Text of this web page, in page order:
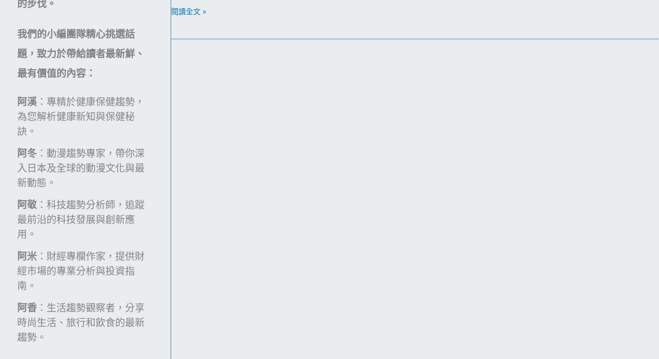
的步伐。
我們的小編團隊精心挑選話
題，致力於帶給讀者最新鮮、
最有價值的內容：
阿溪 ：專精於健康保健趨勢，
為您解析健康新知與保健秘
訣。
阿冬 ：動漫趨勢專家，帶你深
入日本及全球的動漫文化與最
新動態。
阿敬 ：科技趨勢分析師，追蹤
最前沿的科技發展與創新應
用。
阿米 ：財經專欄作家，提供財
經市場的專業分析與投資指
南。
阿香 ：生活趨勢觀察者，分享
時尚生活、旅行和飲食的最新
趨勢。
哈
克
閱讀全文 »